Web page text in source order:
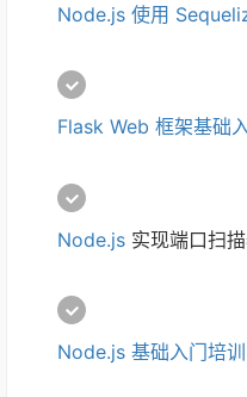
Node.js 使用
Flask Web 框架基础
Node.js 实现端口扫
Node.js 基础入门培训